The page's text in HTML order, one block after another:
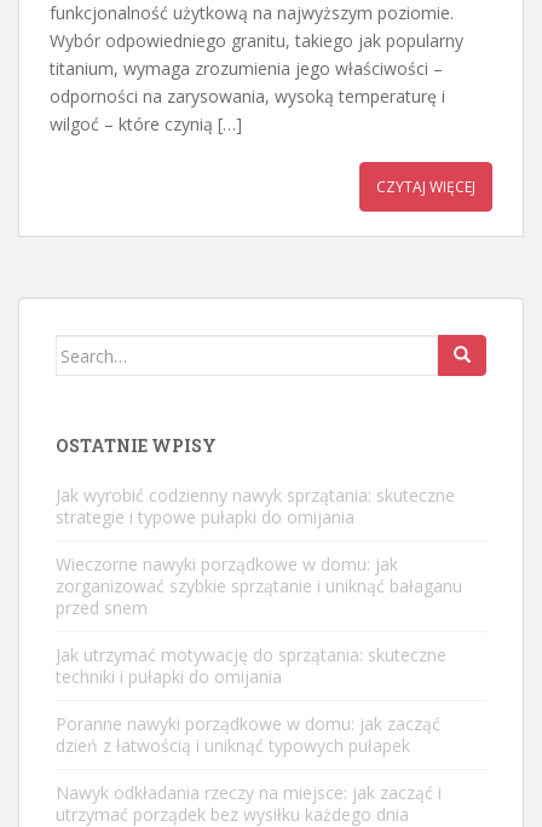
funkcjonalność użytkową na najwyższym poziomie.
Wybór odpowiedniego granitu, takiego jak popularny
titanium, wymaga zrozumienia jego właściwości –
odporności na zarysowania, wysoką temperaturę i
wilgoć – które czynią […]
CZYTAJ WIĘCEJ
Search
OSTATNIE WPISY
Jak wyrobić codzienny nawyk sprzątania: skuteczne
strategie i typowe pułapki do omijania
Wieczorne nawyki porządkowe w domu: jak
zorganizować szybkie sprzątanie i uniknąć bałaganu
przed snem
Jak utrzymać motywację do sprzątania: skuteczne
techniki i pułapki do omijania
Poranne nawyki porządkowe w domu: jak zacząć
dzień z łatwością i uniknąć typowych pułapek
Nawyk odkładania rzeczy na miejsce: jak zacząć i
utrzymać porządek bez wysiłku każdego dnia